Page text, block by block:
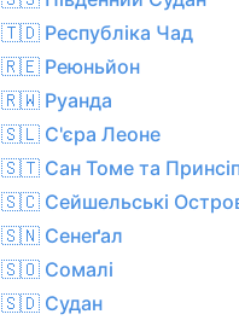
🇹🇩 Республіка Чад
🇷🇪 Реюньйон
🇷🇼 Руанда
🇸🇱 С'єра Леоне
🇸🇹 Сан Томе та
🇸🇨 Сейшельські
🇸🇳 Сенеґал
🇸🇴 Сомалі
🇸🇩 Судан